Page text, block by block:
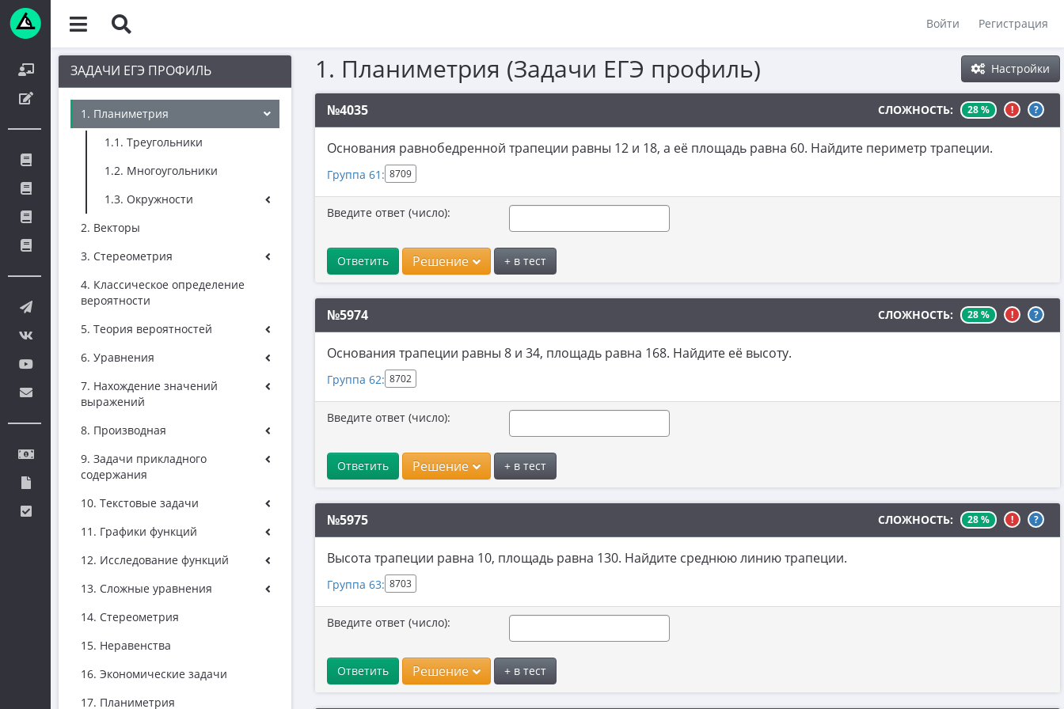
Войти Регистрация
ЗАДАЧИ ЕГЭ ПРОФИЛЬ
1. Планиметрия
1.1. Треугольники
1.2. Многоугольники
1.3. Окружности
2. Векторы
3. Стереометрия
4. Классическое определение
вероятности
5. Теория вероятностей
6. Уравнения
7. Нахождение значений
выражений
8. Производная
9. Задачи прикладного
содержания
10. Текстовые задачи
11. Графики функций
12. Исследование функций
13. Сложные уравнения
14. Стереометрия
15. Неравенства
16. Экономические задачи
17. Планиметрия
Настройки
1. Планиметрия (Задачи ЕГЭ профиль)
№4035 СЛОЖНОСТЬ: 28 % ! ?
Основания равнобедренной трапеции равны 12 и 18, а её площадь равна 60. Найдите периметр трапеции.
Группа 61: 8709
Введите ответ (число):
Ответить Решение + в тест
№5974 СЛОЖНОСТЬ: 28 % ! ?
Основания трапеции равны 8 и 34, площадь равна 168. Найдите её высоту.
Группа 62: 8702
Введите ответ (число):
Ответить Решение + в тест
№5975 СЛОЖНОСТЬ: 28 % ! ?
Высота трапеции равна 10, площадь равна 130. Найдите среднюю линию трапеции.
Группа 63: 8703
Введите ответ (число):
Ответить Решение + в тест